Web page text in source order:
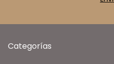
Categorías